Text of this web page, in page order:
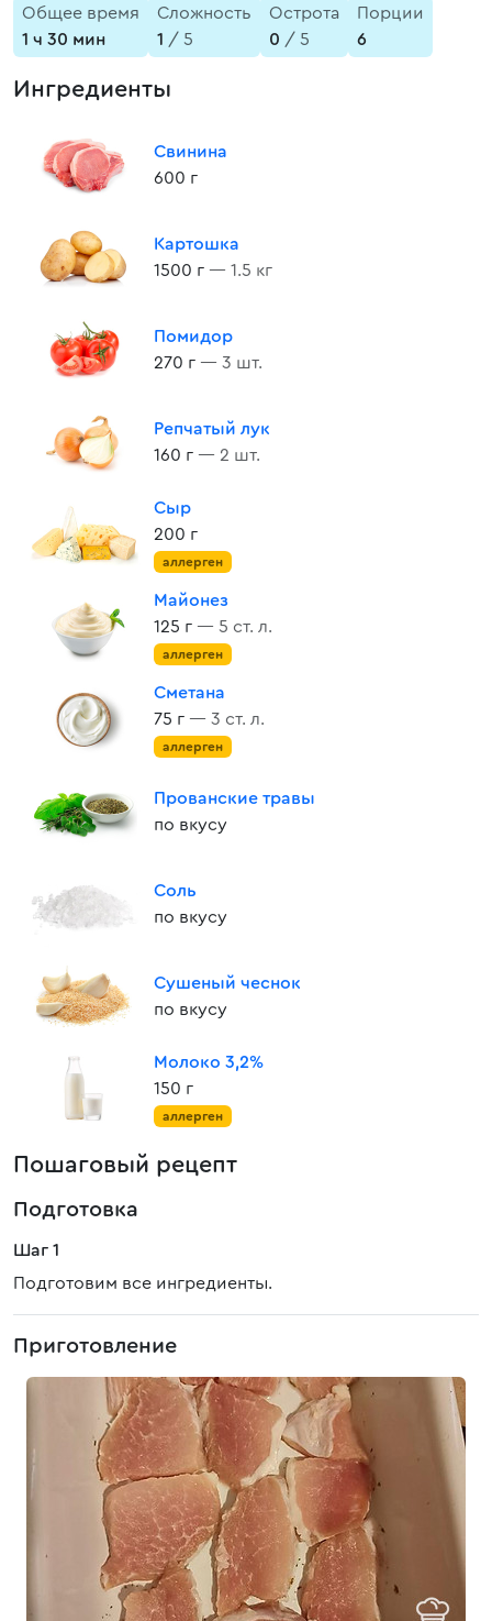
Общее время
1 ч 30 мин
Сложность
1 / 5
Острота
0 / 5
Порции
6
Ингредиенты
Свинина
600 г
Картошка
1500 г — 1.5 кг
Помидор
270 г — 3 шт.
Репчатый лук
160 г — 2 шт.
Сыр
200 г
аллерген
Майонез
125 г — 5 ст. л.
аллерген
Сметана
75 г — 3 ст. л.
аллерген
Прованские травы
по вкусу
Соль
по вкусу
Сушеный чеснок
по вкусу
Молоко 3,2%
150 г
аллерген
Пошаговый рецепт
Подготовка
Шаг 1
Подготовим все ингредиенты.
Приготовление